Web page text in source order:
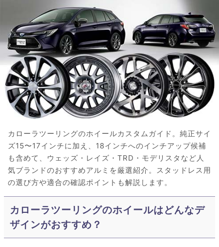
カローラツーリングのホイールカスタムガイド。純正サイ
ズ15〜17インチに加え、18インチへのインチアップ候補
も含めて、ウェッズ・レイズ・TRD・モデリスタなど人
気ブランドのおすすめアルミを厳選紹介。スタッドレス用
の選び方や適合の確認ポイントも解説します。
カローラツーリングのホイールはどんなデ
ザインがおすすめ？